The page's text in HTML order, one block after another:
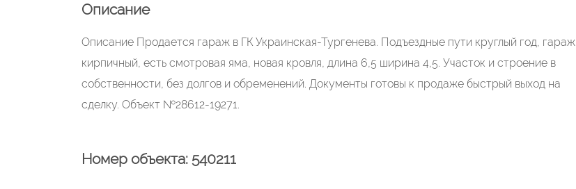
Описание
Описание Продается гараж в ГК Украинская-Тургенева. Подъездные пути круглый год, гараж
кирпичный, есть смотровая яма, новая кровля, длина 6,5 ширина 4,5. Участок и строение в
собственности, без долгов и обременений. Документы готовы к продаже быстрый выход на
сделку. Объект №28612-19271.
Номер объекта: 540211